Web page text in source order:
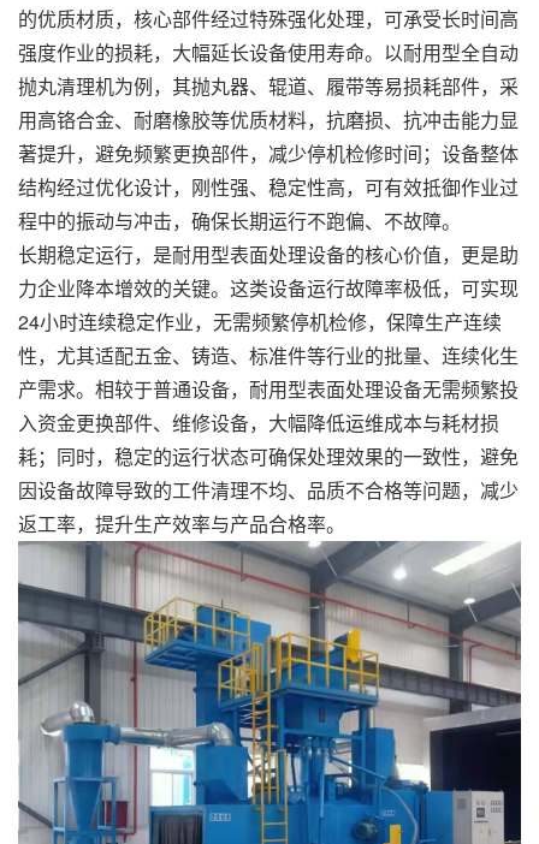
的优质材质，核心部件经过特殊强化处理，可承受长时间高
强度作业的损耗，大幅延长设备使用寿命。以耐用型全自动
抛丸清理机为例，其抛丸器、辊道、履带等易损耗部件，采
用高铬合金、耐磨橡胶等优质材料，抗磨损、抗冲击能力显
著提升，避免频繁更换部件，减少停机检修时间；设备整体
结构经过优化设计，刚性强、稳定性高，可有效抵御作业过
程中的振动与冲击，确保长期运行不跑偏、不故障。
长期稳定运行，是耐用型表面处理设备的核心价值，更是助
力企业降本增效的关键。这类设备运行故障率极低，可实现
24小时连续稳定作业，无需频繁停机检修，保障生产连续
性，尤其适配五金、铸造、标准件等行业的批量、连续化生
产需求。相较于普通设备，耐用型表面处理设备无需频繁投
入资金更换部件、维修设备，大幅降低运维成本与耗材损
耗；同时，稳定的运行状态可确保处理效果的一致性，避免
因设备故障导致的工件清理不均、品质不合格等问题，减少
返工率，提升生产效率与产品合格率。